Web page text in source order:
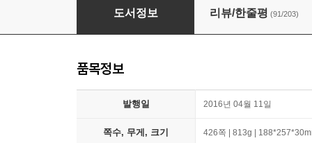
해커스 토익 실전 1000제. 1 리딩 Reading
도서정보 리뷰/한줄평 (91/203)
품목정보
발행일 2016년 04월 11일
쪽수, 무게, 크기 426쪽 | 813g |